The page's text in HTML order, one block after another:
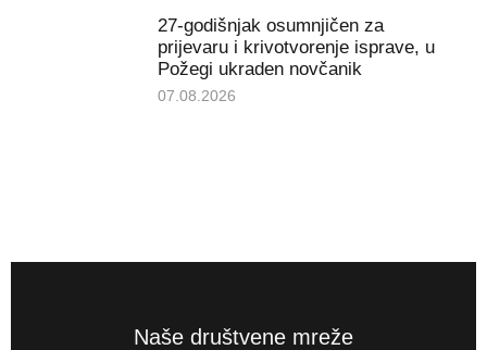
27-godišnjak osumnjičen za
prijevaru i krivotvorenje isprave, u
Požegi ukraden novčanik
07.08.2026
Naše društvene mreže